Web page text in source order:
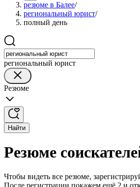
резюме в Балее/
региональный юрист/
полный день
региональный юрист
Резюме
Найти
Резюме
Чтобы видеть все резюме,
После регистрации покажем ещё 2 и